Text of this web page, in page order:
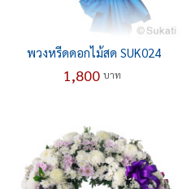
พวงหรีดดอกไม้สด SUK024
1,800 บาท